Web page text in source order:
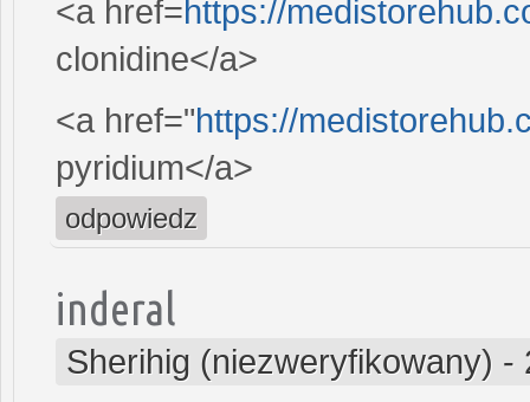
<a href=https://
clonidine</a>
<a href="https://
pyridium</a>
odpowiedz
inderal
Sherihig (niezweryfikowany) -